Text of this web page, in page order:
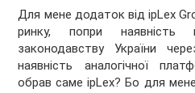
Для мене додаток від ipLex
ринку, попри наявність
законодавству України
наявність аналогічної
обрав саме ipLex? Бо для